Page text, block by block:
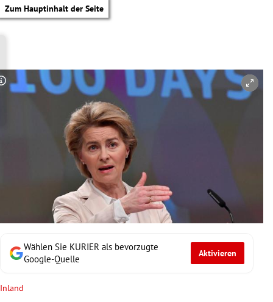
Zum Hauptinhalt der Seite
Untermenü
Untermenü
Wählen Sie KURIER als bevorzugte
Google-Quelle
Aktivieren
Inland
Copyright-Hinweis öffnen/schließen